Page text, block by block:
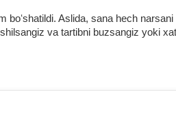
boʻshatildi. Aslida, sana hech
va tartibni buzsangiz yoki